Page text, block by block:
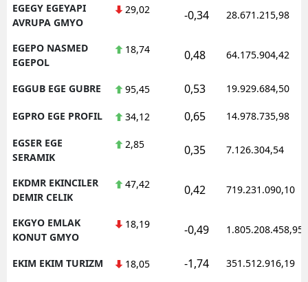
EGEGY EGEYAPI
AVRUPA GMYO
29,02 -0,34 28.671.215,98
EGEPO NASMED
EGEPOL
18,74 0,48 64.175.904,42
EGGUB EGE GUBRE 95,45 0,53 19.929.684,50
EGPRO EGE PROFIL 34,12 0,65 14.978.735,98
EGSER EGE
SERAMIK
2,85 0,35 7.126.304,54
EKDMR EKINCILER
DEMIR CELIK
47,42 0,42 719.231.090,10
EKGYO EMLAK
KONUT GMYO
18,19 -0,49 1.805.208.458,95
EKIM EKIM TURIZM 18,05 -1,74 351.512.916,19